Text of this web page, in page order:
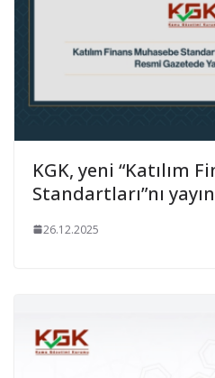
KGK, yeni “Katılım
Standartları”nı
26.12.2025